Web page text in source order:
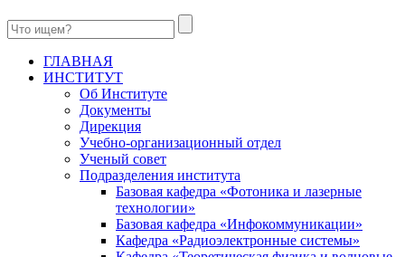
ГЛАВНАЯ
ИНСТИТУТ
Об Институте
Документы
Дирекция
Учебно-организационный отдел
Ученый совет
Подразделения института
Базовая кафедра «Фотоника и лазерные
технологии»
Базовая кафедра «Инфокоммуникации»
Кафедра «Радиоэлектронные системы»